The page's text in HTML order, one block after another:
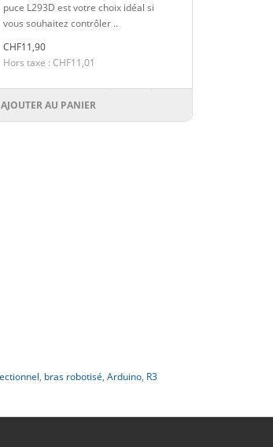
puce L293D est votre choix idéal si
vous souhaitez contrôler ..
CHF11,90
Hors taxe : CHF11,01
AJOUTER AU PANIER
, bras robotisé, Arduino, R3